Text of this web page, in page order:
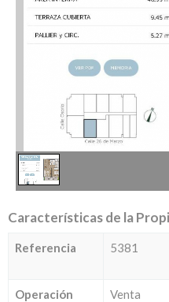
Características de la
Referencia 5381
Operación Venta